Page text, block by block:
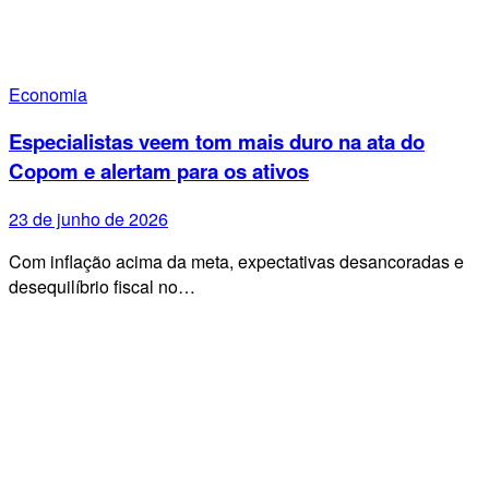
Economia
Especialistas veem tom mais duro na ata do
Copom e alertam para os ativos
23 de junho de 2026
Com inflação acima da meta, expectativas desancoradas e
desequilíbrio fiscal no…